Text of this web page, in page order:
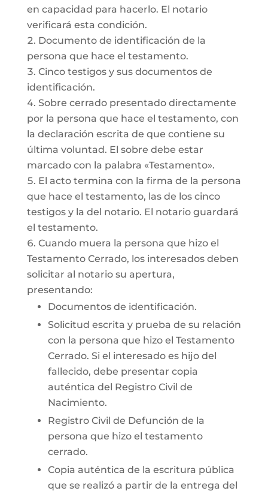
en capacidad para hacerlo. El notario
verificará esta condición.
Documento de identificación de la
persona que hace el testamento.
Cinco testigos y sus documentos de
identificación.
Sobre cerrado presentado directamente
por la persona que hace el testamento, con
la declaración escrita de que contiene su
última voluntad. El sobre debe estar
marcado con la palabra «Testamento».
El acto termina con la firma de la persona
que hace el testamento, las de los cinco
testigos y la del notario. El notario guardará
el testamento.
Cuando muera la persona que hizo el
Testamento Cerrado, los interesados deben
solicitar al notario su apertura,
presentando:
Documentos de identificación.
Solicitud escrita y prueba de su relación
con la persona que hizo el Testamento
Cerrado. Si el interesado es hijo del
fallecido, debe presentar copia
auténtica del Registro Civil de
Nacimiento.
Registro Civil de Defunción de la
persona que hizo el testamento
cerrado.
Copia auténtica de la escritura pública
que se realizó a partir de la entrega del